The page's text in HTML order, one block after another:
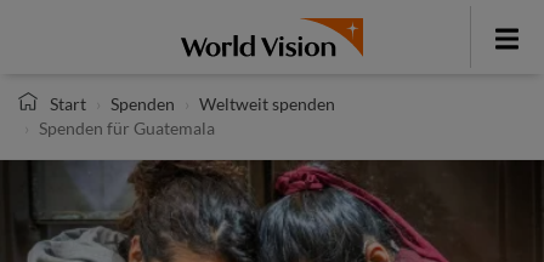
Toggle
Start
Spenden
Weltweit spenden
Spenden für Guatemala